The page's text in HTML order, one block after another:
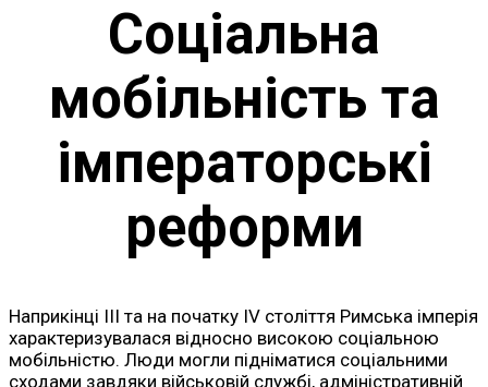
Соціальна
мобільність та
імператорські
реформи
Наприкінці III та на початку IV століття Римська імперія
характеризувалася відносно високою соціальною
мобільністю. Люди могли підніматися соціальними
сходами завдяки військовій службі, адміністративній